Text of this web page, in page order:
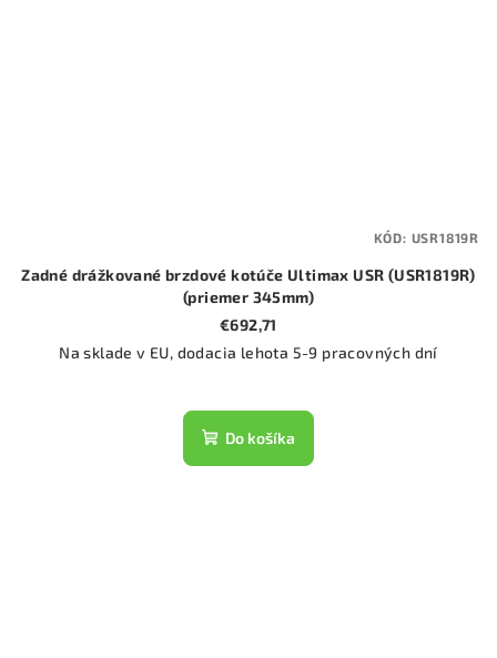
Zadné drážkované brzdové kotúče Ultimax USR (USR1819R)
(priemer 345mm)
€692,71
Na sklade v EU, dodacia lehota 5-9 pracovných dní
Do košíka
KÓD: USR1819R